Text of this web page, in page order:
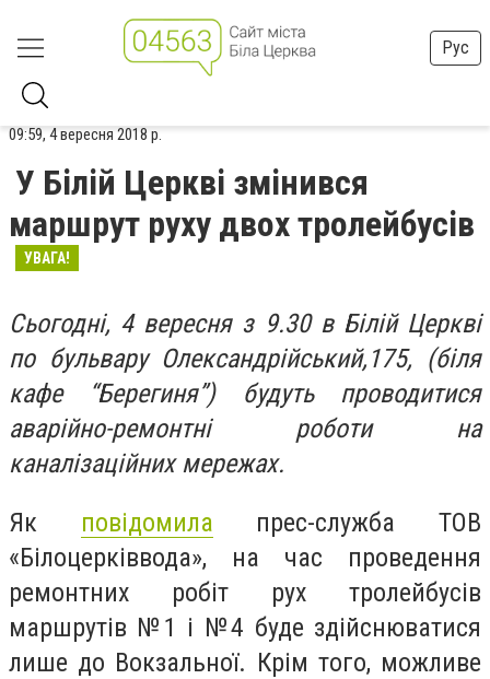
Рус
09:59, 4 вересня 2018 р.
У Білій Церкві змінився
маршрут руху двох тролейбусів
УВАГА!
Сьогодні, 4 вересня з 9.30 в Білій Церкві
по бульвару Олександрійський,175, (біля
кафе “Берегиня”) будуть проводитися
аварійно-ремонтні роботи на
каналізаційних мережах.
Як повідомила прес-служба ТОВ
«Білоцерківвода», на час проведення
ремонтних робіт рух тролейбусів
маршрутів №1 і №4 буде здійснюватися
лише до Вокзальної. Крім того, можливе